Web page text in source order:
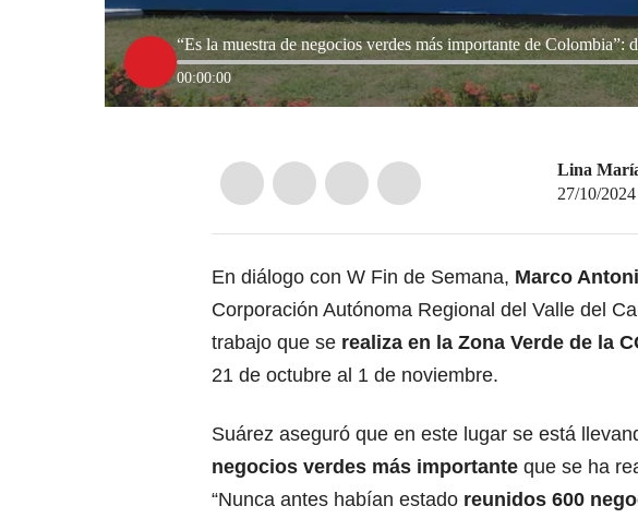
“Es la muestra de negocios verdes más importante de
00:00:00
Lina
27/10/
En diálogo con W Fin de Semana, Marco
Corporación Autónoma Regional del Valle del
trabajo que se realiza en la Zona Verde de la
21 de octubre al 1 de noviembre.
Suárez aseguró que en este lugar se está
negocios verdes más importante que se ha
“Nunca antes habían estado reunidos 600